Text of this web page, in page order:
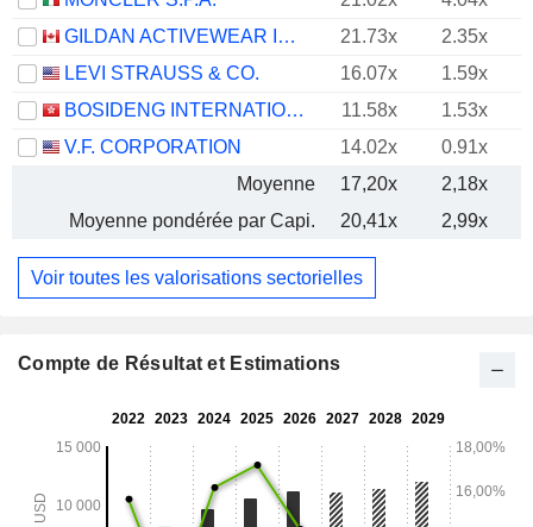
GILDAN ACTIVEWEAR INC.
21.73x
2.35x
LEVI STRAUSS & CO.
16.07x 1.59x
BOSIDENG INTERNATIONAL HOLDINGS LIMITED
11.58x
1.53x
V.F. CORPORATION
14.02x
0.91x
Moyenne
17,20x
2,18x
Moyenne pondérée par Capi.
20,41x 2,99x
Voir toutes les valorisations sectorielles
Compte de Résultat et Estimations